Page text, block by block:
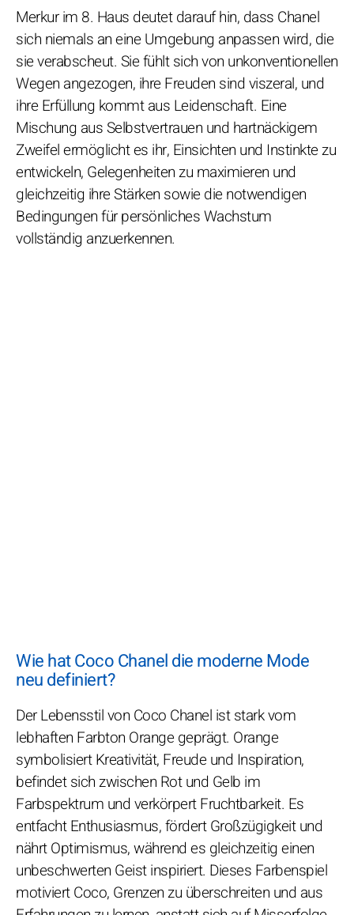
Merkur im 8. Haus deutet darauf hin, dass Chanel
sich niemals an eine Umgebung anpassen wird, die
sie verabscheut. Sie fühlt sich von unkonventionellen
Wegen angezogen, ihre Freuden sind viszeral, und
ihre Erfüllung kommt aus Leidenschaft. Eine
Mischung aus Selbstvertrauen und hartnäckigem
Zweifel ermöglicht es ihr, Einsichten und Instinkte zu
entwickeln, Gelegenheiten zu maximieren und
gleichzeitig ihre Stärken sowie die notwendigen
Bedingungen für persönliches Wachstum
vollständig anzuerkennen.
Wie hat Coco Chanel die moderne Mode
neu definiert?
Der Lebensstil von Coco Chanel ist stark vom
lebhaften Farbton Orange geprägt. Orange
symbolisiert Kreativität, Freude und Inspiration,
befindet sich zwischen Rot und Gelb im
Farbspektrum und verkörpert Fruchtbarkeit. Es
entfacht Enthusiasmus, fördert Großzügigkeit und
nährt Optimismus, während es gleichzeitig einen
unbeschwerten Geist inspiriert. Dieses Farbenspiel
motiviert Coco, Grenzen zu überschreiten und aus